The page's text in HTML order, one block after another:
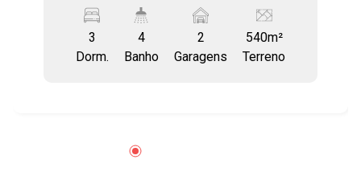
gourmet - Piscina Ótima localização no bairro
Jardim Apolo I, próximo ao Parque Vicentina
Aranha, Colinas Shopping, e amplo comércio na
Agende já sua visita!! #imobiliaria
3
Dorm.
4
Banho
2
Garagens
540m²
Terreno